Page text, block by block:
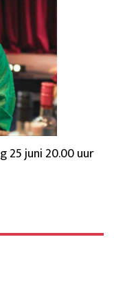
25 juni 20.00 uur